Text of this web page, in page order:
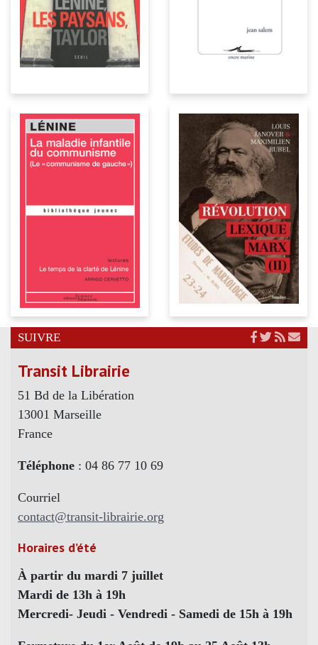
SUIVRE
Transit Librairie
51 Bd de la Libération
13001 Marseille
France
Téléphone : 04 86 77 10 69
Courriel
contact@transit-librairie.org
Horaires d’été
À partir du mardi 7 juillet
Mardi de 13h à 19h
Mercredi- Jeudi - Vendredi - Samedi de 15h à 19h